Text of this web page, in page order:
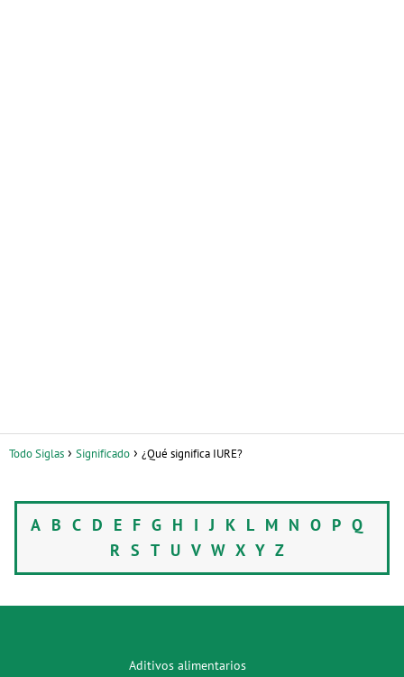
Todo Siglas Significado ¿Qué significa IURE?
A B C D E F G H IJ K L M N O P Q
R S T U V W X Y Z
Aditivos alimentarios